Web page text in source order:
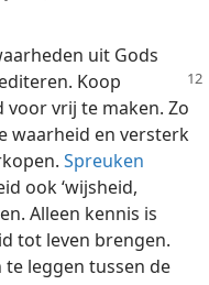
uit Gods
Koop
vrij te maken. Zo
waarheid en versterk
Spreuken
ook ‘wijsheid,
Alleen kennis is
tot leven brengen.
leggen tussen de